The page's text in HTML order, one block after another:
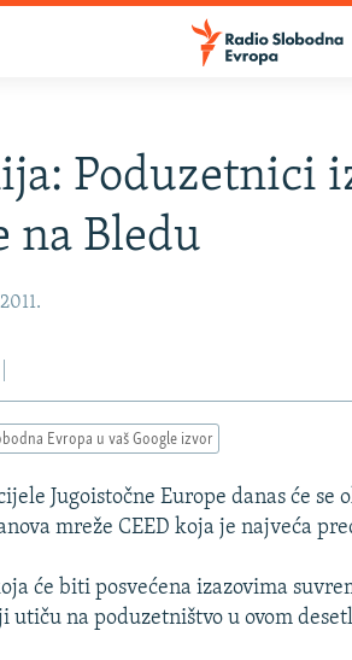
Poduzetnici
na Bledu
Evropa u vaš Google izvor
Jugoistočne Europe danas će
mreže CEED koja je najveća
će biti posvećena izazovima
utiču na poduzetništvo u ovom